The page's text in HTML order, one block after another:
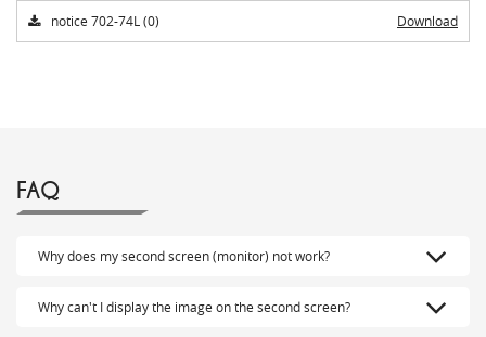
notice 702-74L (0) Download
FAQ
Why does my second screen (monitor) not work?
Why can't I display the image on the second screen?